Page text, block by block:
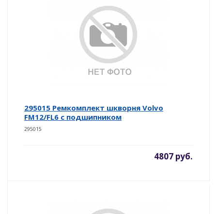
295015 Ремкомплект шкворня Volvo
FM12/FL6 c подшипником
295015
4807 руб.